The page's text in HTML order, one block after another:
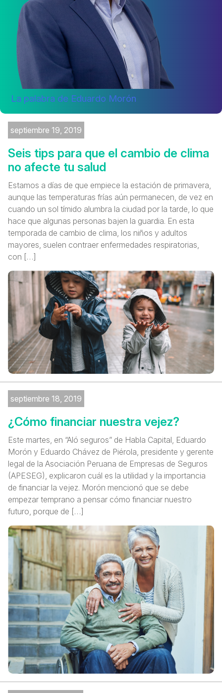
La palabra de Eduardo Morón
septiembre 19, 2019
Seis tips para que el cambio de clima
no afecte tu salud
Estamos a días de que empiece la estación de primavera,
aunque las temperaturas frías aún permanecen, de vez en
cuando un sol tímido alumbra la ciudad por la tarde, lo que
hace que algunas personas bajen la guardia. En esta
temporada de cambio de clima, los niños y adultos
mayores, suelen contraer enfermedades respiratorias,
con […]
septiembre 18, 2019
¿Cómo financiar nuestra vejez?
Este martes, en “Aló seguros” de Habla Capital, Eduardo
Morón y Eduardo Chávez de Piérola, presidente y gerente
legal de la Asociación Peruana de Empresas de Seguros
(APESEG), explicaron cuál es la utilidad y la importancia
de financiar la vejez. Morón mencionó que se debe
empezar temprano a pensar cómo financiar nuestro
futuro, porque de […]